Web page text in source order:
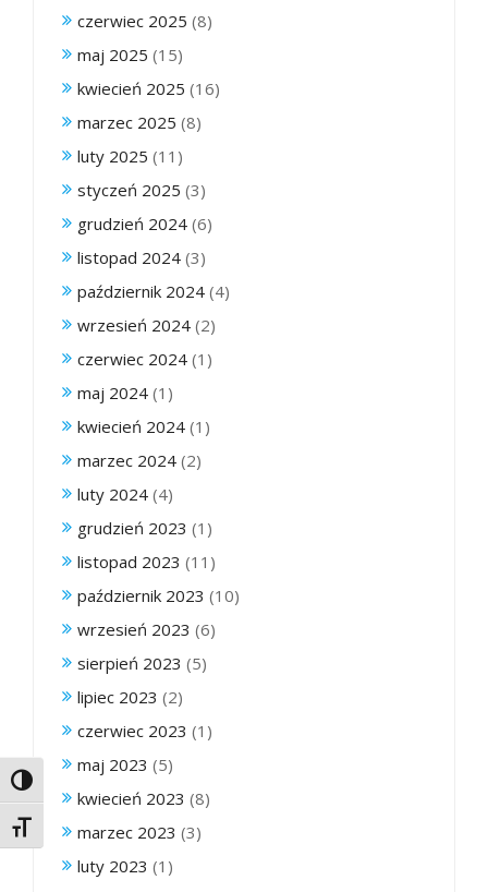
Toggle High Contrast
Toggle Font size
czerwiec 2025 (8)
maj 2025 (15)
kwiecień 2025 (16)
marzec 2025 (8)
luty 2025 (11)
styczeń 2025 (3)
grudzień 2024 (6)
listopad 2024 (3)
październik 2024 (4)
wrzesień 2024 (2)
czerwiec 2024 (1)
maj 2024 (1)
kwiecień 2024 (1)
marzec 2024 (2)
luty 2024 (4)
grudzień 2023 (1)
listopad 2023 (11)
październik 2023 (10)
wrzesień 2023 (6)
sierpień 2023 (5)
lipiec 2023 (2)
czerwiec 2023 (1)
maj 2023 (5)
kwiecień 2023 (8)
marzec 2023 (3)
luty 2023 (1)